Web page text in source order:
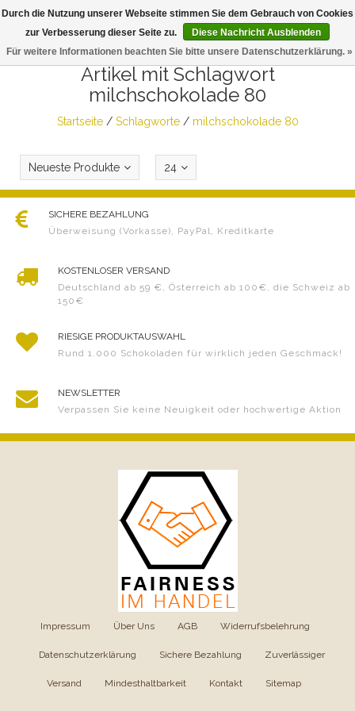
Artikel mit Schlagwort
milchschokolade 80
Startseite/ Schlagworte/ milchschokolade 80
Neueste Produkte 24
SICHERE BEZAHLUNG
Überweisung (Vorkasse), PayPal, Kreditkarte
KOSTENLOSER VERSAND
Deutschland ab 59 €, Österreich ab 100€, die Schweiz ab
150€
RIESIGE PRODUKTAUSWAHL
Rund 1.000 Schokoladen für wirklich jeden Geschmack!
NEWSLETTER
Verpassen Sie keine Neuigkeit oder hochwertige Aktion
Impressum Über Uns AGB Widerrufsbelehrung
Datenschutzerklärung Sichere Bezahlung Zuverlässiger
Versand Mindesthaltbarkeit Kontakt Sitemap
Durch die Nutzung unserer Webseite stimmen Sie dem Gebrauch von Cookies
zur Verbesserung dieser Seite zu.
Diese Nachricht Ausblenden
Für weitere Informationen beachten Sie bitte unsere Datenschutzerklärung. »